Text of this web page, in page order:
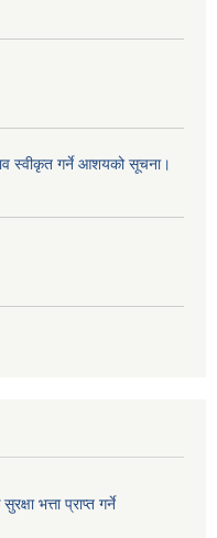
स्वीकृत गर्ने आशयको सूचना।
भत्ता प्राप्त गर्ने